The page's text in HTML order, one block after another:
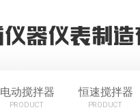
电动搅拌器
PRODUCT
恒速搅拌器
PRODUCT